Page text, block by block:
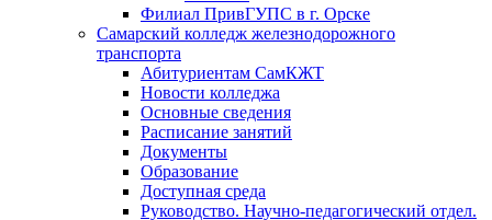
Филиал ПривГУПС в г. Орске
Самарский колледж железнодорожного
транспорта
Абитуриентам СамКЖТ
Новости колледжа
Основные сведения
Расписание занятий
Документы
Образование
Доступная среда
Руководство. Научно-педагогический отдел.